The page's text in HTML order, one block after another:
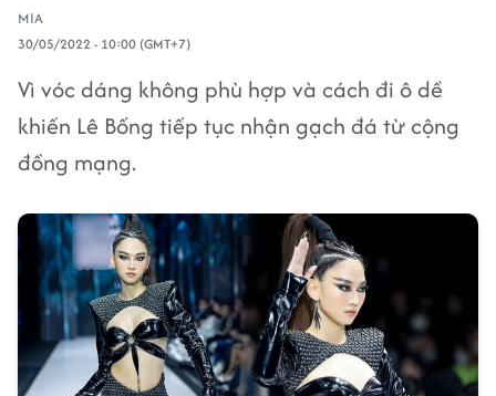
MIA
30/05/2022 - 10:00 (GMT+7)
Vì vóc dáng không phù hợp và cách đi ô dề
khiến Lê Bống tiếp tục nhận gạch đá từ cộng
đồng mạng.